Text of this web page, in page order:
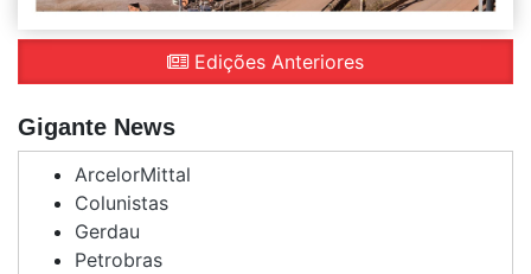
Edições Anteriores
Gigante News
ArcelorMittal
Colunistas
Gerdau
Petrobras